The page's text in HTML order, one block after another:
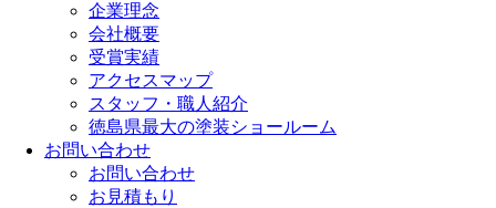
企業理念
会社概要
受賞実績
アクセスマップ
スタッフ・職人紹介
徳島県最大の塗装ショールーム
お問い合わせ
お問い合わせ
お見積もり